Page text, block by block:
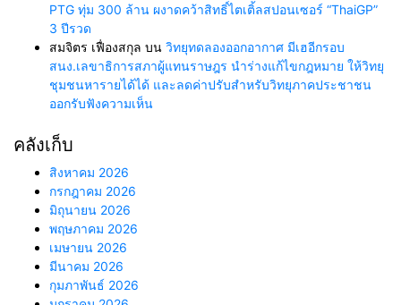
PTG ทุ่ม 300 ล้าน ผงาดคว้าสิทธิ์ไตเติ้ลสปอนเซอร์ “ThaiGP”
3 ปีรวด
สมจิตร เฟื่องสกุล บน วิทยุทดลองออกอากาศ มีเฮอีกรอบ
สนง.เลขาธิการสภาผู้แทนราษฎร นำร่างแก้ไขกฎหมาย ให้วิทยุ
ชุมชนหารายได้ได้ และลดค่าปรับสำหรับวิทยุภาคประชาชน
ออกรับฟังความเห็น
คลังเก็บ
สิงหาคม 2026
กรกฎาคม 2026
มิถุนายน 2026
พฤษภาคม 2026
เมษายน 2026
มีนาคม 2026
กุมภาพันธ์ 2026